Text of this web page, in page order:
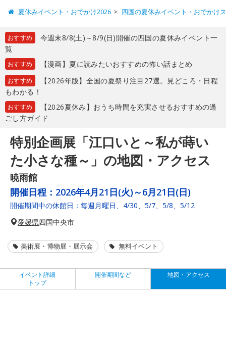
夏休みイベント・おでかけ2026 四国の夏休みイベント・おでかけ
おすすめ
今週末8/8(土)～8/9(日)開催の四国の夏休みイベント一
覧
おすすめ 【漫画】夏に読みたいおすすめの怖い話まとめ
おすすめ
【2026年版】全国の夏祭り注目27選。見どころ・日程
もわかる！
おすすめ
【2026夏休み】おうち時間を充実させるおすすめの過
ごし方ガイド
特別企画展「江口いと～私が蒔い
た小さな種～」の地図・アクセス
暁雨館
開催日程： 2026年4月21日(火)～6月21日(日)
開催期間中の休館日：毎週月曜日、4/30、5/7、5/8、5/12
愛媛県四国中央市
美術展・博物展・展示会 無料イベント
イベント詳細
トップ
開催期間など 地図・アクセス